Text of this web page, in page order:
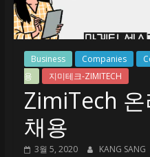
Creation
Business Companies
용
지미테크-ZIMITECH
ZimiTech
채용
3월 5, 2020 KANG SANG